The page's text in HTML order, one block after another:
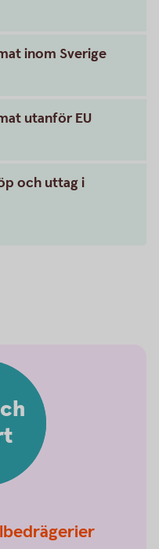
inom Sverige
utanför EU
och uttag i